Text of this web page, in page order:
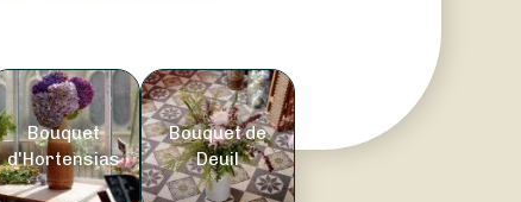
Bouquet
d'Hortensias
Bouquet de
Deuil